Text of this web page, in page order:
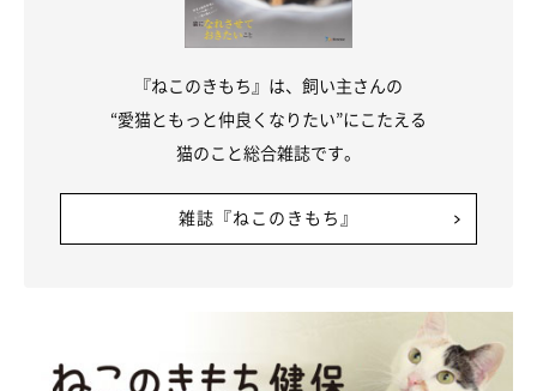
『ねこのきもち』は、飼い主さんの
“愛猫ともっと仲良くなりたい”にこたえる
猫のこと総合雑誌です。
雑誌『ねこのきもち』